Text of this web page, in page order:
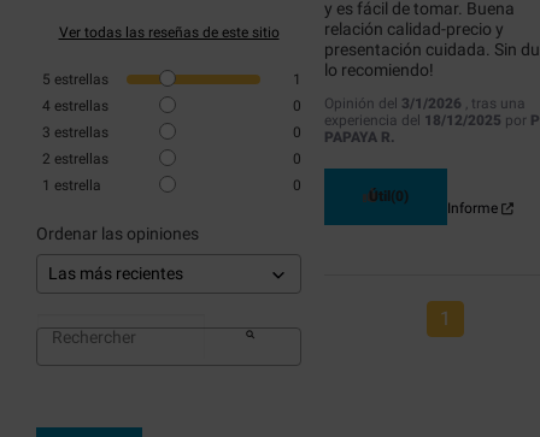
Ver todas las reseñas de este sitio
5 estrellas
1
4 estrellas
0
3 estrellas
0
2 estrellas
0
1 estrella 0
Ordenar las opiniones
y es fácil de tomar. Buena
relación calidad-precio y
presentación cuidada. Sin
lo recomiendo!
Opinión del 3/1/2026 , tras una
experiencia del 18/12/2025 por
PAPAYA R.
Útil(0)
Informe
1